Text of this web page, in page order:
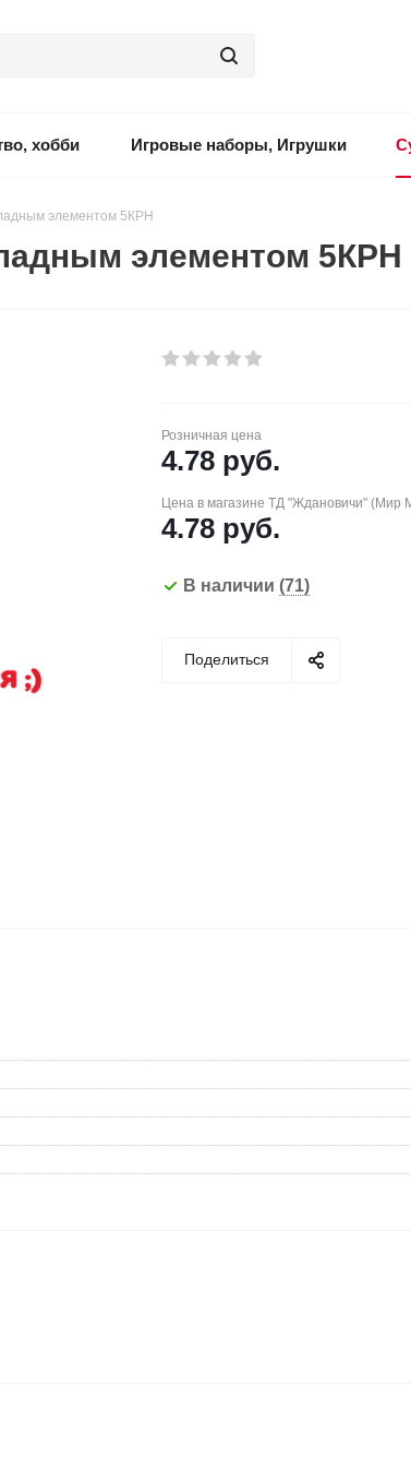
хобби Игровые наборы, Игрушки
элементом 5КРН
элементом 5КРН
Розничная цена
4.78 руб.
Цена в магазине ТД "Ждановичи" (Мир
4.78 руб.
В наличии (71)
Поделиться